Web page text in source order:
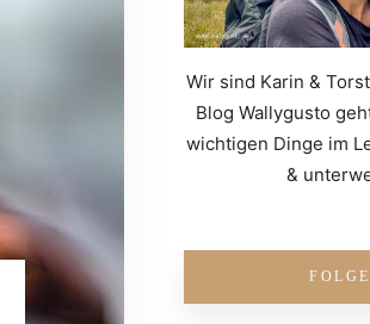
Wir sind Karin &
Blog Wallygusto
wichtigen Dinge im
&